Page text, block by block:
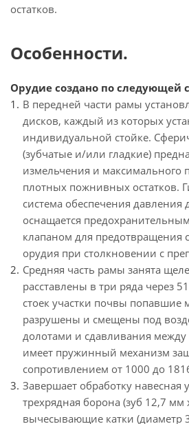
остатков.
Особенности.
Орудие создано по следующей
В передней части рамы
дисков, каждый из которых
индивидуальной стойке.
(зубчатые и/или гладкие)
измельчения и максимального
плотных пожнивных остатков.
система обеспечения давления
оснащается
клапаном для предотвращения
орудия при столкновении с
Средняя часть рамы занята
расставлены в три ряда через
стоек участки почвы
разрушены и смещены под
долотами и сдавливания между
имеет пружинный механизм
сопротивлением от 1000 до
Завершает обработку навесная
трехрядная борона (зуб 12,7
вычесывающие катки (диаметр